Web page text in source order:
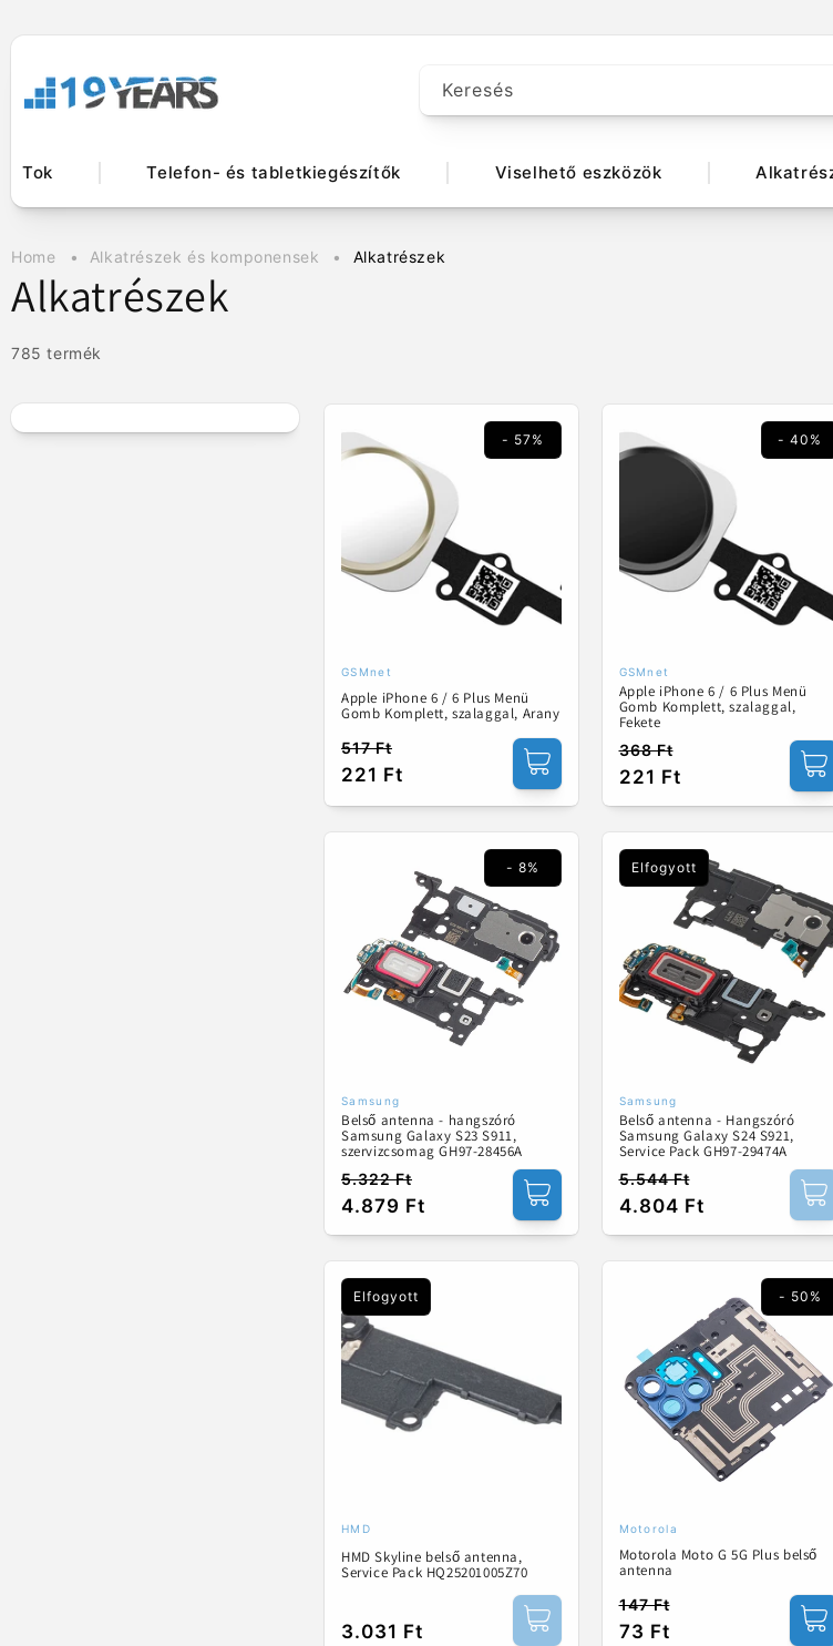
Keresés
Tok Telefon- és tabletkiegészítők Viselhető eszközök
Home Alkatrészek és komponensek Alkatrészek
K
o
l
l
Alkatrészek
785 termék
- 57%
Forgalmazó:
GSMnet
Apple iPhone 6 / 6 Plus Menü
Gomb Komplett, szalaggal, Arany
Normál
517 Ft
Akciós
221 Ft
- 40%
Forgalmazó:
GSMnet
Apple iPhone 6 / 6 Plus Menü
Gomb Komplett, szalaggal,
Fekete
Normál
368 Ft
Akciós
221 Ft
- 8%
Forgalmazó:
Samsung
Belső antenna - hangszóró
Samsung Galaxy S23 S911,
szervizcsomag GH97-28456A
Normál
5.322 Ft
Akciós
4.879 Ft
Elfogyott
Forgalmazó:
Samsung
Belső antenna - Hangszóró
Samsung Galaxy S24 S921,
Service Pack GH97-29474A
Normál
5.544 Ft
Akciós
4.804 Ft
Elfogyott
Forgalmazó:
HMD
HMD Skyline belső antenna,
Service Pack HQ25201005Z70
Normál
3.031 Ft
- 50%
Forgalmazó:
Motorola
Motorola Moto G 5G Plus belső
antenna
Normál
147 Ft
Akciós
73 Ft